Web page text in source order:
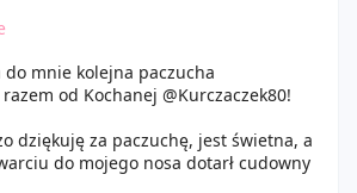
do mnie kolejna paczucha
od Kochanej @Kurczaczek80!
dziękuję za paczuchę, jest świetna, a
do mojego nosa dotarł cudowny